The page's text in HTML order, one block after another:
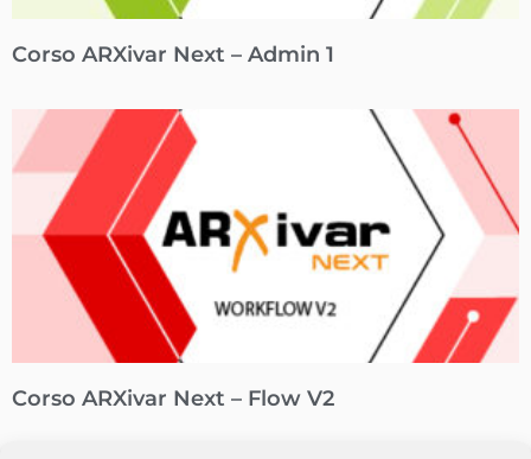
Corso ARXivar Next – Admin 1
Corso ARXivar Next – Flow V2